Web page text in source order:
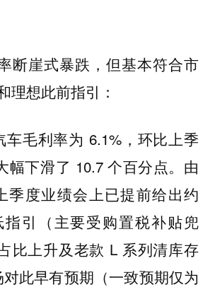
断崖式暴跌，但基本符合市
理想此前指引：
车毛利率为 6.1%，环比上季
幅下滑了 10.7 个百分点。由
季度业绩会上已提前给出约
指引（主要受购置税补贴兜
比上升及老款 L 系列清库存
此早有预期（一致预期仅为